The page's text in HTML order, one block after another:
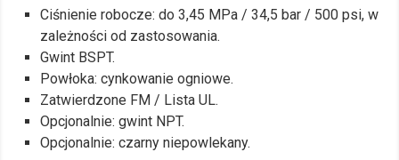
Ciśnienie robocze: do 3,45 MPa / 34,5 bar / 500 psi, w
zależności od zastosowania.
Gwint BSPT.
Powłoka: cynkowanie ogniowe.
Zatwierdzone FM / Lista UL.
Opcjonalnie: gwint NPT.
Opcjonalnie: czarny niepowlekany.